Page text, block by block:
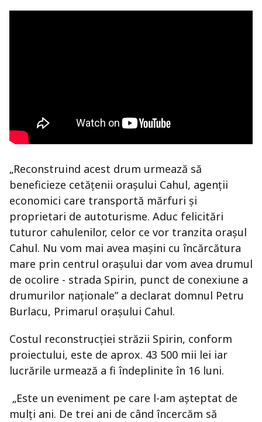
„Reconstruind acest drum urmează să
beneficieze cetăţenii oraşului Cahul, agenţii
economici care transportă mărfuri şi
proprietari de autoturisme. Aduc felicitări
tuturor cahulenilor, celor ce vor tranzita oraşul
Cahul. Nu vom mai avea maşini cu încărcătura
mare prin centrul oraşului dar vom avea drumul
de ocolire - strada Spirin, punct de conexiune a
drumurilor naţionale” a declarat domnul Petru
Burlacu, Primarul oraşului Cahul.
Costul reconstrucţiei străzii Spirin, conform
proiectului, este de aprox. 43 500 mii lei iar
lucrările urmează a fi îndeplinite în 16 luni.
„Este un eveniment pe care l-am aşteptat de
mulţi ani. De trei ani de când încercăm să